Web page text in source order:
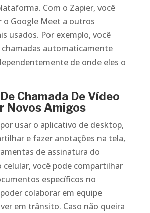
Com o Zapier, você
o Google Meet a outros
usados. Por exemplo, você
chamadas automaticamente
de onde eles o
Chamada De Vídeo
Novos Amigos
usar o aplicativo de desktop,
e fazer anotações na tela,
de assinatura do
celular, você pode compartilhar
específicos no
colaborar em equipe
em trânsito. Caso não queira